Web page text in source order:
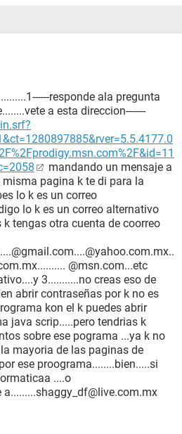
responde ala pregunta
a esta direccion-------
mandando un mensaje a
pagina k te di para la
lo k es un correo
lo k es un correo alternativo
tengas otra cuenta de coorreo
@msn.com...etc
3...........no creas eso de
abrir contraseñas por k no es
kon el k puedes abrir
java scrip.....pero tendrias k
sobre ese pograma ...ya k no
mayoria de las paginas de
ese proograma........bien.....si
....o